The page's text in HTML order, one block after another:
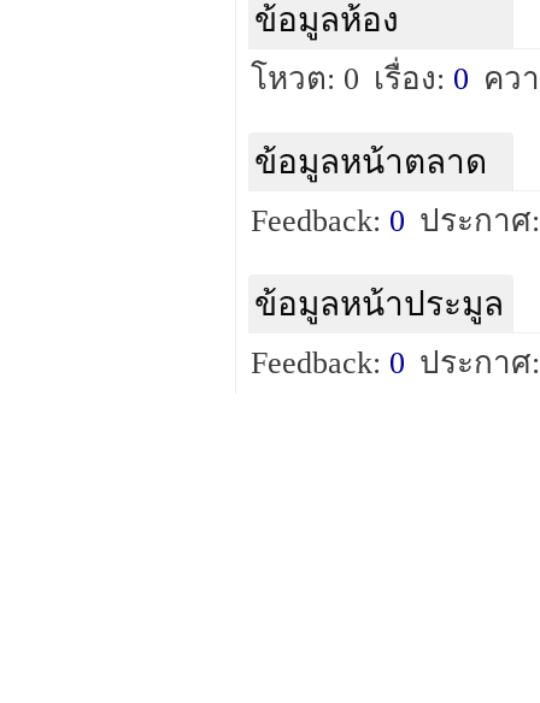
ข้อมูลห้อง
โหวต: 0 เรื่อง: 0 คว
ข้อมูลหน้าตลาด
Feedback: 0 ประกาศ
ข้อมูลหน้าประมูล
Feedback: 0 ประกาศ